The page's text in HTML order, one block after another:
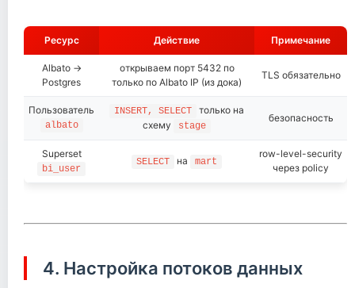
Ресурс Действие Примечание
Albato →
Postgres
открываем порт 5432 по
только по Albato IP (из дока)
TLS обязательно
Пользователь
albato
INSERT, SELECT
только на
схему
stage
безопасность
Superset
bi_user
SELECT на mart
row-level-security
через policy
4. Настройка потоков данных